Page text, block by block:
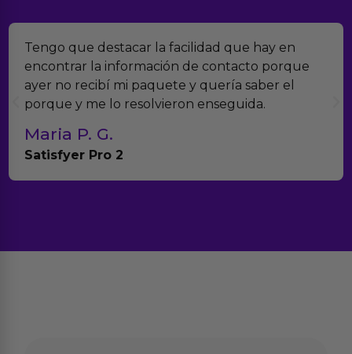
Encontramos Erotiks a través de Google y la
verdad es que nos han sorprendido. Tienen
muchísimos productos y han sido super atentos
con el seguimiento del pedido.
Teresa y Diego
Anna Huevo Vibrador